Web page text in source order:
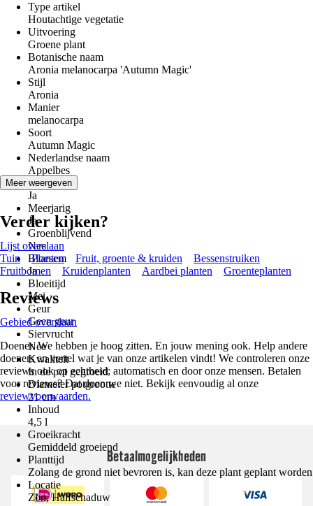
Type artikel
Houtachtige vegetatie
Uitvoering
Groene plant
Botanische naam
Aronia melanocarpa 'Autumn Magic'
Stijl
Aronia
Manier
melanocarpa
Soort
Autumn Magic
Nederlandse naam
Appelbes
Winterhard
Ja
Meerjarig
Ja
Groenblijvend
Nee
Bloesem
Ja
Bloeitijd
Mei
Geur
Geen geur
Siervrucht
Nee
Kwaliteit
In de pot gegroeid
Diameter potgrootte
21 cm
Inhoud
4,5 l
Groeikracht
Gemiddeld groeiend
Planttijd
Zolang de grond niet bevroren is, kan deze plant geplant worden
Locatie
Zon, Halfschaduw
Meer weergeven
Verder kijken?
Lijst overslaan
Tuin
Planten Fruit, groente & kruiden
Bessenstruiken
Fruitbomen
Kruidenplanten Aardbei planten Groenteplanten
Reviews
Gebied overslaan
Doener. We hebben je hoog zitten. En jouw mening ook. Help andere
doeners en vertel wat je van onze artikelen vindt! We controleren onze
reviews ook op echtheid; automatisch en door onze mensen. Betalen
voor reviews? Dat doen we niet. Bekijk eenvoudig al onze
reviewvoorwaarden.
Betaalmogelijkheden